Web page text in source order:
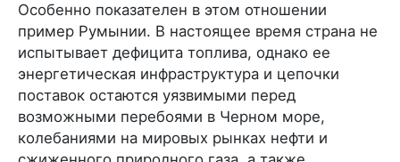
Особенно показателен в этом отношении
пример Румынии. В настоящее время страна не
испытывает дефицита топлива, однако ее
энергетическая инфраструктура и цепочки
поставок остаются уязвимыми перед
возможными перебоями в Черном море,
колебаниями на мировых рынках нефти и